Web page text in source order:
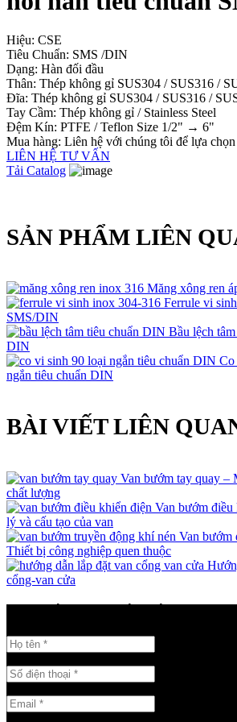
Hiệu: CSE
Tiêu Chuẩn: SMS /DIN
Dạng: Hàn đối đầu
Thân: Thép không gỉ SUS304 / SUS316 /
Đĩa: Thép không gỉ SUS304 / SUS316 /
Tay Cầm: Thép không gỉ / Stainless Steel
Đệm Kín: PTFE / Teflon Size 1/2" → 6"
Mua hàng: Liên hệ với chúng tôi để lựa chọn
LIÊN HỆ TƯ VẤN
Tải Catalog
SẢN PHẨM LIÊN
Măng xông ren
Ferrule vi
SMS/DIN
Bầu lệch
DIN
Co
ngắn tiêu chuẩn DIN
BÀI VIẾT LIÊN
Van bướm tay quay –
chất lượng
Van bướm
lý và cấu tạo của van
Van bướm
Thiết bị công nghiệp quen thuộc
cổng-van cửa